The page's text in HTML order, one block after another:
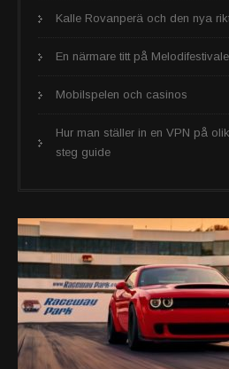
Kalle Rovanperä och den nya
En närmare titt på
Mobilspelen och casinos
Hur man ställer in en VPN på
steg guide